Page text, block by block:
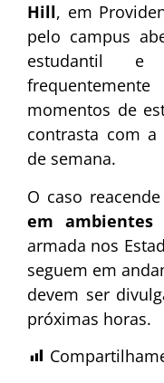
Hill, em
pelo campus
estudantil e
momentos de
contrasta com
de semana.
O caso
em ambientes
armada nos
seguem em
devem ser
próximas horas.